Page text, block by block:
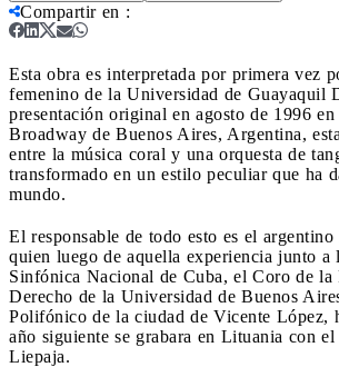
Compartir en :
Esta obra es interpretada por primera vez
femenino de la Universidad de Guayaquil
presentación original en agosto de 1996
Broadway de Buenos Aires, Argentina,
entre la música coral y una orquesta de
transformado en un estilo peculiar que ha
mundo.
El responsable de todo esto es el
quien luego de aquella experiencia junto a
Sinfónica Nacional de Cuba, el Coro de la
Derecho de la Universidad de Buenos
Polifónico de la ciudad de Vicente López,
año siguiente se grabara en Lituania con
Liepaja.